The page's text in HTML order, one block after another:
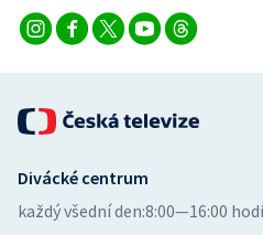
Vodní slalom
Divácké centrum
každý všední den:8:00—16:00